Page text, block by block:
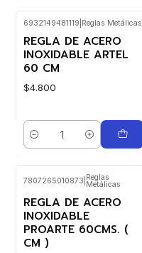
6932149481119 Reglas Metálicas
REGLA DE ACERO
INOXIDABLE ARTEL
60 CM
$4.800
Cantidad
7807265010873 Reglas
Metálicas
REGLA DE ACERO
INOXIDABLE
PROARTE 60CMS. (
CM )